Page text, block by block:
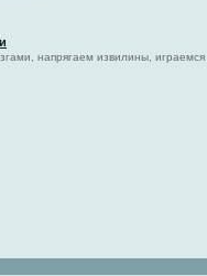
напрягаем извилины,